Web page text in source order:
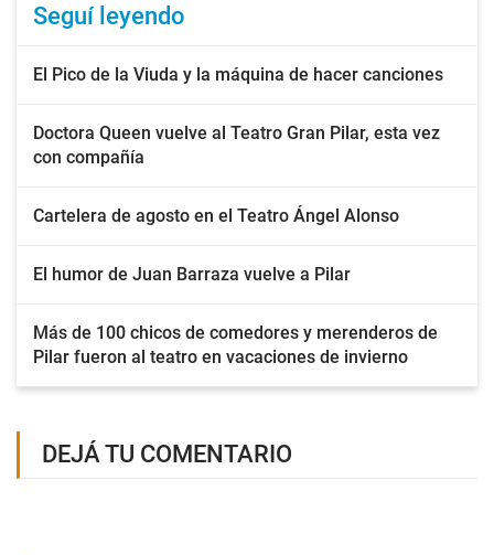
Seguí leyendo
El Pico de la Viuda y la máquina de hacer canciones
Doctora Queen vuelve al Teatro Gran Pilar, esta vez
con compañía
Cartelera de agosto en el Teatro Ángel Alonso
El humor de Juan Barraza vuelve a Pilar
Más de 100 chicos de comedores y merenderos de
Pilar fueron al teatro en vacaciones de invierno
DEJÁ TU COMENTARIO